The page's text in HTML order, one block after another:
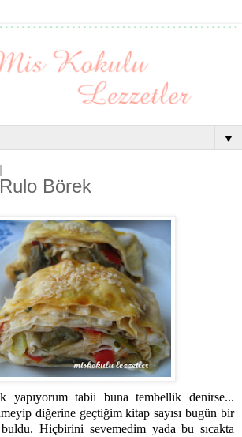
▼
Börek
yapıyorum tabii buna tembellik denirse...
diğerine geçtiğim kitap sayısı bugün bir
buldu. Hiçbirini sevemedim yada bu sıcakta